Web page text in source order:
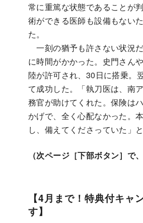
常に重篤な状態であることが
術ができる医師も設備もない
た。
一刻の猶予も許さない状況
に時間がかかった。史門さん
陸が許可され、30日に搭乗。
て成功した。「執刀医は、南
務官が助けてくれた。保険は
かげで、全く心配なかった。
し、備えてくださっていた」
（次ページ［下部ボタン］で
【4月まで！特典付キ
す】